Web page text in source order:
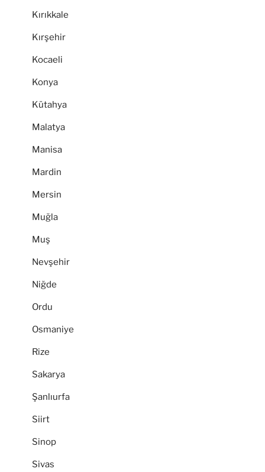
Kırıkkale
Kırşehir
Kocaeli
Konya
Kütahya
Malatya
Manisa
Mardin
Mersin
Muğla
Muş
Nevşehir
Niğde
Ordu
Osmaniye
Rize
Sakarya
Şanlıurfa
Siirt
Sinop
Sivas